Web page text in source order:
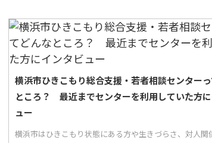
横浜市ひきこもり総合支援・若者相談センター
ところ？ 最近までセンターを利用していた方
ュー
横浜市はひきこもり状態にある方や生きづらさ、対人関